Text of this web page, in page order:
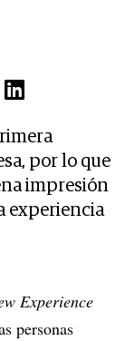
por lo que
impresión
experiencia
Experience
personas